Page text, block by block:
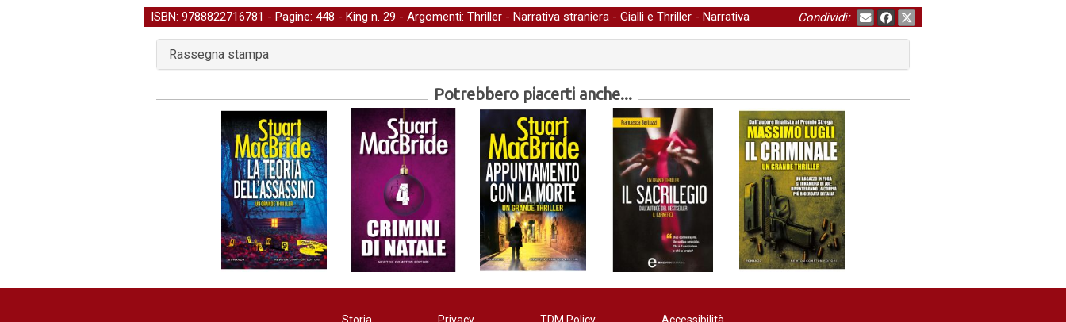
ISBN: 9788822716781 - Pagine: 448 - King n. 29 - Argomenti: Thriller - Narrativa straniera - Gialli e Thriller - Narrativa Condividi:
Rassegna stampa
Potrebbero piacerti anche...